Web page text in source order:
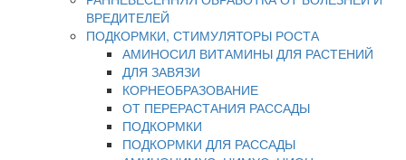
ВРЕДИТЕЛЕЙ
ПОДКОРМКИ, СТИМУЛЯТОРЫ РОСТА
АМИНОСИЛ ВИТАМИНЫ ДЛЯ РАСТЕНИЙ
ДЛЯ ЗАВЯЗИ
КОРНЕОБРАЗОВАНИЕ
ОТ ПЕРЕРАСТАНИЯ РАССАДЫ
ПОДКОРМКИ
ПОДКОРМКИ ДЛЯ РАССАДЫ